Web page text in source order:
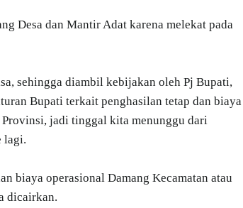
Desa dan Mantir Adat karena melekat pada
sehingga diambil kebijakan oleh Pj Bupati,
Bupati terkait penghasilan tetap dan biaya
jadi tinggal kita menunggu dari
lagi.
biaya operasional Damang Kecamatan atau
dicairkan.